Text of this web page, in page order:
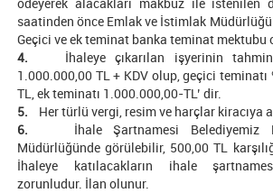
saatinden önce Emlak ve İstimlak
Geçici ve ek teminat banka teminat mektubu
4. İhaleye çıkarılan işyerinin
1.000.000,00 TL + KDV olup, geçici
TL, ek teminatı 1.000.000,00-TL’ dir.
5.
Her türlü vergi, resim ve harçlar kiracıya
6. İhale Şartnamesi Belediyemiz
Müdürlüğünde görülebilir, 500,00 TL
İhaleye katılacakların ihale
zorunludur. İlan olunur.